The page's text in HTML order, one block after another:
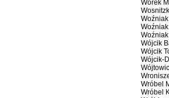
Worek
Woźniak
Woźniak
Wójcik
Wójcik
Wójcik-
Wróbel
Wróbel